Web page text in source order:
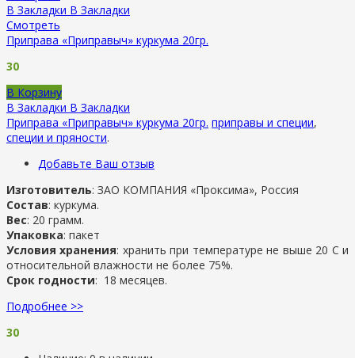
В Закладки В Закладки
Смотреть
Приправа «Приправыч» куркума 20гр.
30
В Корзину
В Закладки В Закладки
Приправа «Приправыч» куркума 20гр. приправы и специи,
специи и пряности.
Добавьте Ваш отзыв
Изготовитель: ЗАО КОМПАНИЯ «Проксима», Россия
Состав: куркума.
Вес: 20 грамм.
Упаковка: пакет
Условия хранения: хранить при температуре не выше 20 С и
относительной влажности не более 75%.
Срок годности: 18 месяцев.
Подробнее >>
30